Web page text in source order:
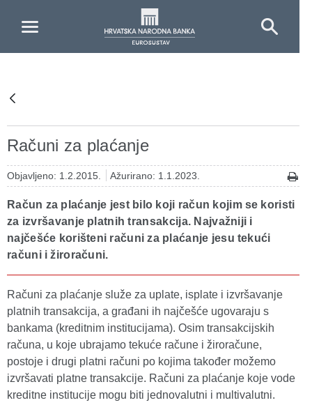
Računi za plaćanje
Objavljeno: 1.2.2015. Ažurirano: 1.1.2023.
Račun za plaćanje jest bilo koji račun kojim se koristi
za izvršavanje platnih transakcija. Najvažniji i
najčešće korišteni računi za plaćanje jesu tekući
računi i žiroračuni.
Računi za plaćanje služe za uplate, isplate i izvršavanje
platnih transakcija, a građani ih najčešće ugovaraju s
bankama (kreditnim institucijama). Osim transakcijskih
računa, u koje ubrajamo tekuće račune i žiroračune,
postoje i drugi platni računi po kojima također možemo
izvršavati platne transakcije. Računi za plaćanje koje vode
kreditne institucije mogu biti jednovalutni i multivalutni.